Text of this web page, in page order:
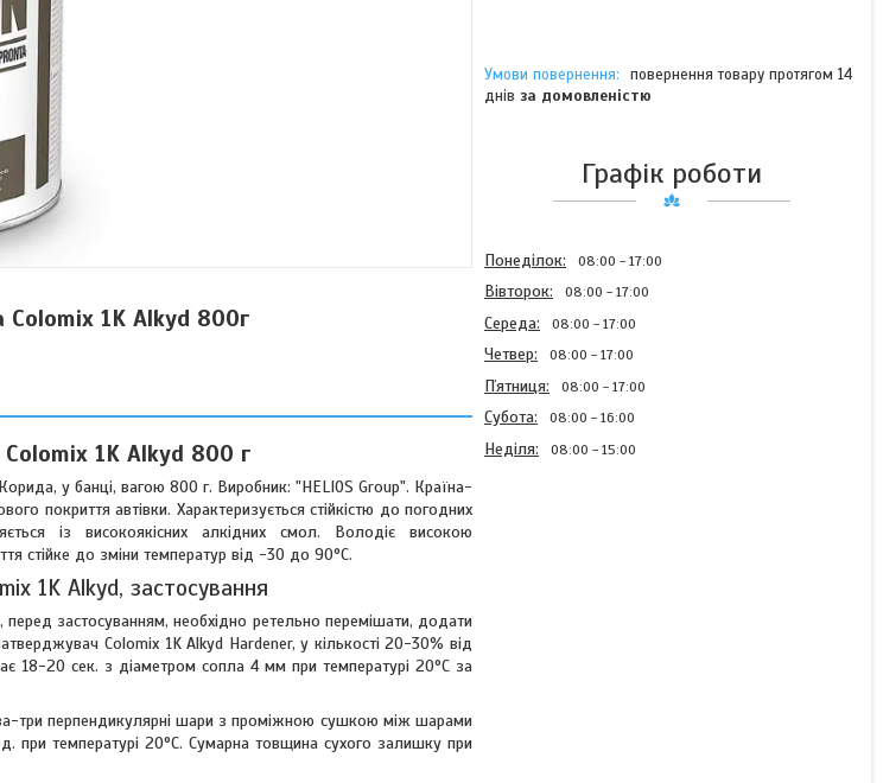
1K Alkyd 800г
1K Alkyd 800 г
у банці, вагою 800 г. Виробник: "HELIOS Group". Країна-
покриття автівки. Характеризується стійкістю до погодних
із високоякісних алкідних смол. Володіє високою
стійке до зміни температур від -30 до 90°C.
1K Alkyd, застосування
застосуванням, необхідно ретельно перемішати, додати
Colomix 1K Alkyd Hardener, у кількості 20-30% від
18-20 сек. з діаметром сопла 4 мм при температурі 20°C за
три перпендикулярні шари з проміжною сушкою між шарами
при температурі 20°C. Сумарна товщина сухого залишку при
повернення товару протягом 14
днів за домовленістю
Графік роботи
Понеділок 08:00 17:00
Вівторок 08:00 17:00
Середа 08:00 17:00
Четвер 08:00 17:00
Пʼятниця 08:00 17:00
Субота 08:00 16:00
Неділя 08:00 15:00